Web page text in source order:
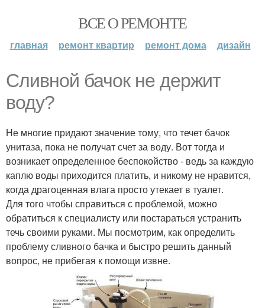
ВСЕ О РЕМОНТЕ
главная ремонт квартир ремонт дома дизайн
Сливной бачок не держит
воду?
Не многие придают значение тому, что течет бачок
унитаза, пока не получат счет за воду. Вот тогда и
возникает определенное беспокойство - ведь за каждую
каплю воды приходится платить, и никому не нравится,
когда драгоценная влага просто утекает в туалет.
Для того чтобы справиться с проблемой, можно
обратиться к специалисту или постараться устранить
течь своими руками. Мы посмотрим, как определить
проблему сливного бачка и быстро решить данный
вопрос, не прибегая к помощи извне.